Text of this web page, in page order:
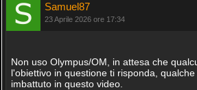
Samuel87
23 Aprile 2026 ore 17:34
Non uso Olympus/OM, in attesa che
l'obiettivo in questione ti risponda,
imbattuto in questo video.